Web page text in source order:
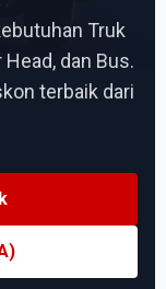
Truk
dan Bus.
terbaik dari